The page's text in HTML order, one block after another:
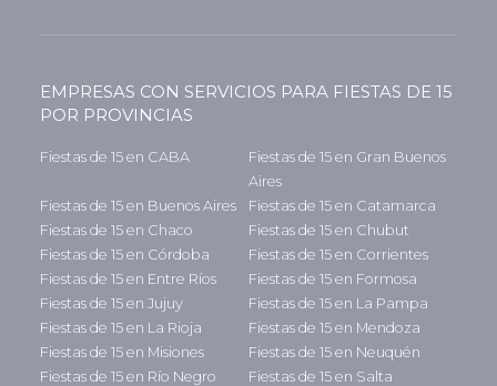
EMPRESAS CON SERVICIOS PARA FIESTAS DE 15
POR PROVINCIAS
Fiestas de 15 en CABA
Fiestas de 15 en Gran Buenos
Aires
Fiestas de 15 en Buenos Aires
Fiestas de 15 en Catamarca
Fiestas de 15 en Chaco
Fiestas de 15 en Chubut
Fiestas de 15 en Córdoba
Fiestas de 15 en Corrientes
Fiestas de 15 en Entre Ríos
Fiestas de 15 en Formosa
Fiestas de 15 en Jujuy
Fiestas de 15 en La Pampa
Fiestas de 15 en La Rioja
Fiestas de 15 en Mendoza
Fiestas de 15 en Misiones
Fiestas de 15 en Neuquén
Fiestas de 15 en Río Negro
Fiestas de 15 en Salta